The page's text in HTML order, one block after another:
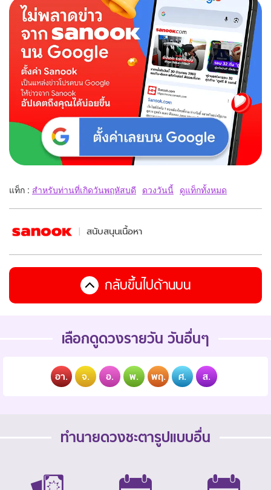
แท็ก : สำหรับท่านที่เกิดวันพฤหัสบดี ดวงวันนี้ ดูแท็กทั้งหมด
สนับสนุนเนื้อหา
กลับขึ้นไปด้านบน
เลือกดูดวงรายวัน วันอื่นๆ
อา. จ. อ. พ. พฤ. ศ. ส.
ทำนายดวงชะตารูปแบบอื่น